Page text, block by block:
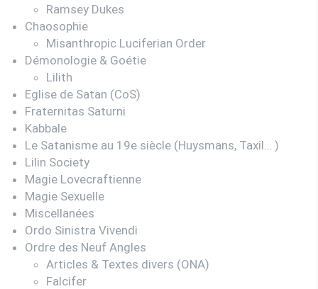
Ramsey Dukes
Chaosophie
Misanthropic Luciferian Order
Démonologie & Goétie
Lilith
Eglise de Satan (CoS)
Fraternitas Saturni
Kabbale
Le Satanisme au 19e siècle (Huysmans, Taxil… )
Lilin Society
Magie Lovecraftienne
Magie Sexuelle
Miscellanées
Ordo Sinistra Vivendi
Ordre des Neuf Angles
Articles & Textes divers (ONA)
Falcifer